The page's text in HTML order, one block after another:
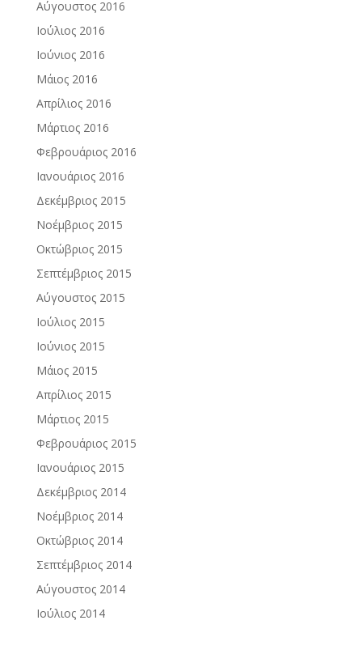
Αύγουστος 2016
Ιούλιος 2016
Ιούνιος 2016
Μάιος 2016
Απρίλιος 2016
Μάρτιος 2016
Φεβρουάριος 2016
Ιανουάριος 2016
Δεκέμβριος 2015
Νοέμβριος 2015
Οκτώβριος 2015
Σεπτέμβριος 2015
Αύγουστος 2015
Ιούλιος 2015
Ιούνιος 2015
Μάιος 2015
Απρίλιος 2015
Μάρτιος 2015
Φεβρουάριος 2015
Ιανουάριος 2015
Δεκέμβριος 2014
Νοέμβριος 2014
Οκτώβριος 2014
Σεπτέμβριος 2014
Αύγουστος 2014
Ιούλιος 2014